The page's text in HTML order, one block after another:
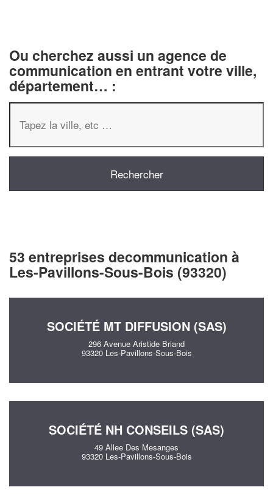
Ou cherchez aussi un agence de
communication en entrant votre ville,
département… :
53 entreprises decommunication à
Les-Pavillons-Sous-Bois (93320)
SOCIÉTÉ MT DIFFUSION (SAS)
296 Avenue Aristide Briand
93320 Les-Pavillons-Sous-Bois
SOCIÉTÉ NH CONSEILS (SAS)
49 Allee Des Mesanges
93320 Les-Pavillons-Sous-Bois